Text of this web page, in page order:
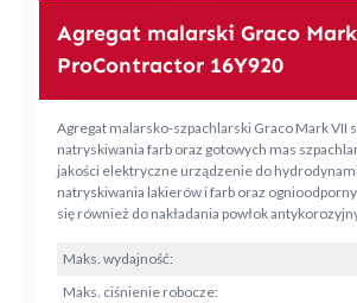
Agregat malarski Graco
ProContractor 16Y920
Agregat malarsko-szpachlarski Graco Mark VII
natryskiwania farb oraz gotowych mas
jakości elektryczne urządzenie do
natryskiwania lakierów i farb oraz
się również do nakładania powłok
Maks. wydajność:
Maks. ciśnienie robocze: